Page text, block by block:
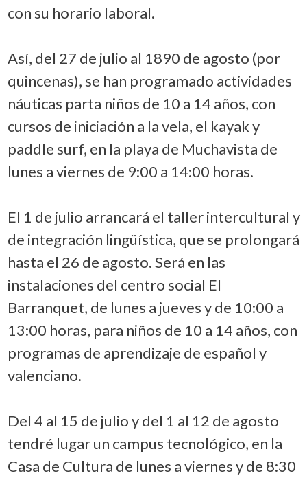
con su horario laboral.
Así, del 27 de julio al 1890 de agosto (por
quincenas), se han programado actividades
náuticas parta niños de 10 a 14 años, con
cursos de iniciación a la vela, el kayak y
paddle surf, en la playa de Muchavista de
lunes a viernes de 9:00 a 14:00 horas.
El 1 de julio arrancará el taller intercultural y
de integración lingüística, que se prolongará
hasta el 26 de agosto. Será en las
instalaciones del centro social El
Barranquet, de lunes a jueves y de 10:00 a
13:00 horas, para niños de 10 a 14 años, con
programas de aprendizaje de español y
valenciano.
Del 4 al 15 de julio y del 1 al 12 de agosto
tendré lugar un campus tecnológico, en la
Casa de Cultura de lunes a viernes y de 8:30